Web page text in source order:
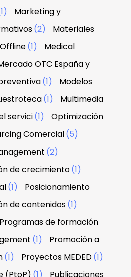
Marketing y
(2)
Materiales
(1)
Medical
OTC España y
(1)
Modelos
(1)
Multimedia
servici(1)
Optimización
Comercial(5)
(2)
de crecimiento(1)
(1)
Posicionamiento
de contenidos(1)
Programas de formación
(1)
Promoción a
(1) Proyectos MEDED(1)